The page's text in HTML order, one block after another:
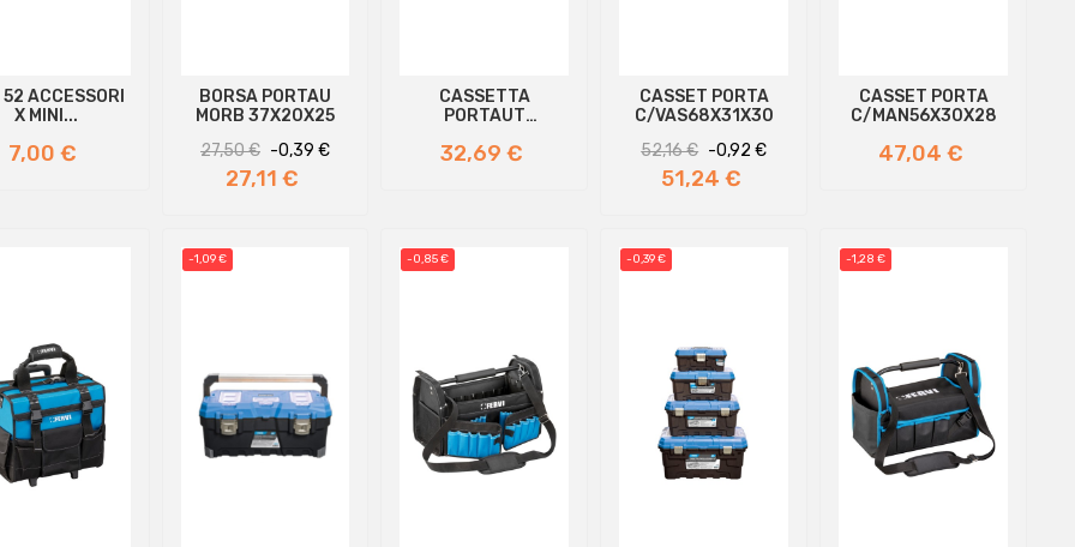
ACCESSORI
X MINI...
Prezzo
7,00 €
BORSA PORTAU
MORB 37X20X25
Prezzo
regolare
27,50 € -0,39 €Prezzo
27,11 €
CASSETTA
PORTAUT
Prezzo
32,69 €
CASSET PORTA
C/VAS68X31X30
Prezzo
regolare
52,16 € -0,92 €Prezzo
51,24 €
CASSET PORTA
C/MAN56X30X28
Prezzo
47,04 €
-1,09 € -0,85 € -0,39 € -1,28 €